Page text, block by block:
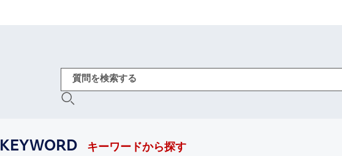
KEYWORD キーワードから探す